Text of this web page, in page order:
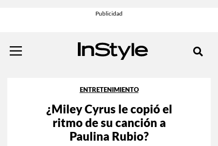
ENTRETENIMIENTO
¿Miley Cyrus le copió el
ritmo de su canción a
Paulina Rubio?